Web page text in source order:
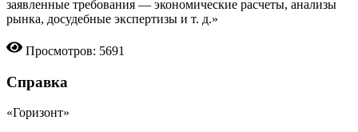
заявленные требования — экономические расчеты, анализы
рынка, досудебные экспертизы и т. д.»
Просмотров: 5691
Справка
«Горизонт»